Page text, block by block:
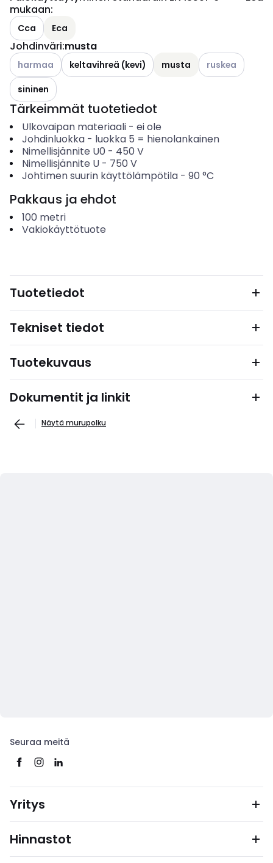
mukaan:
Cca Eca
Johdinväri:musta
Katso käytettävissä olevat vaihtoehdot
harmaa keltavihreä (kevi) musta Katso
ruskea
sininen
Tärkeimmät tuotetiedot
Ulkovaipan materiaali- ei ole
Johdinluokka- luokka 5 = hienolankainen
Nimellisjännite U0 - 450 V
Nimellisjännite U- 750 V
Johtimen suurin käyttölämpötila- 90 °C
Pakkaus ja ehdot
100 metri
Vakiokäyttötuote
Tuotetiedot
Tekniset tiedot
Tuotekuvaus
Dokumentit ja linkit
Näytä murupolku
Seuraa meitä
Yritys
Hinnastot